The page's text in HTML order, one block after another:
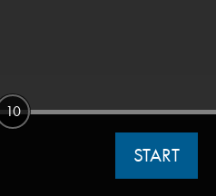
START
10